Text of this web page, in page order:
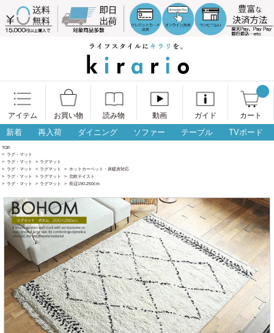
アイテム お買い物 読み物 動画 ガイド カート
新着 再入荷 ダイニング ソファー テーブル TVボード
TOP
> ラグ・マット
> ラグ・マット > ラグマット
> ラグ・マット > ラグマット > ホットカーペット・床暖房対応
> ラグ・マット > ラグマット > 北欧テイスト
> ラグ・マット > ラグマット > 長辺190-250cm